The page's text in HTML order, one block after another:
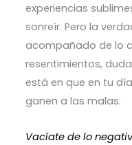
experiencias
sonreír. Pero la
acompañado de lo
resentimientos,
está en que en tu
ganen a las malas.
Vacíate de lo